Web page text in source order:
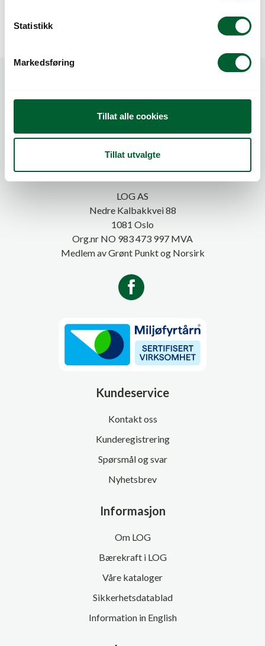
Statistikk
Markedsføring
Tillat alle cookies
Tillat utvalgte
Telefon: 815 20 100
LOG AS
Nedre Kalbakkvei 88
1081 Oslo
Org.nr NO 983 473 997 MVA
Medlem av Grønt Punkt og Norsirk
Kundeservice
Kontakt oss
Kunderegistrering
Spørsmål og svar
Nyhetsbrev
Informasjon
Om LOG
Bærekraft i LOG
Våre kataloger
Sikkerhetsdatablad
Information in English